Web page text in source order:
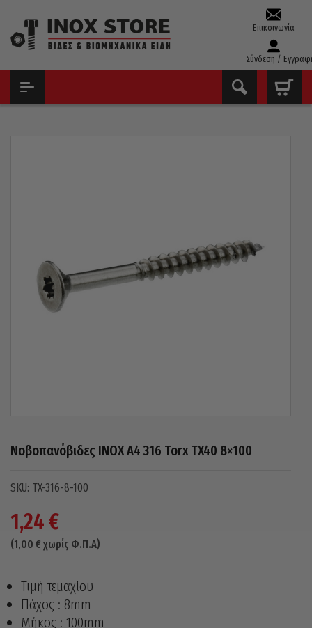
Επικοινωνία
Σύνδεση /
Νοβοπανόβιδες INOX A4 316 Torx TX40 8×100
TX-316-8-100
1,24€
(1,00 € χωρίς Φ.Π.Α)
Τιμή τεμαχίου
Πάχος : 8mm
Μήκος : 100mm